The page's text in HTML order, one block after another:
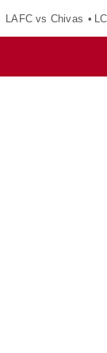
LAFC vs Chivas